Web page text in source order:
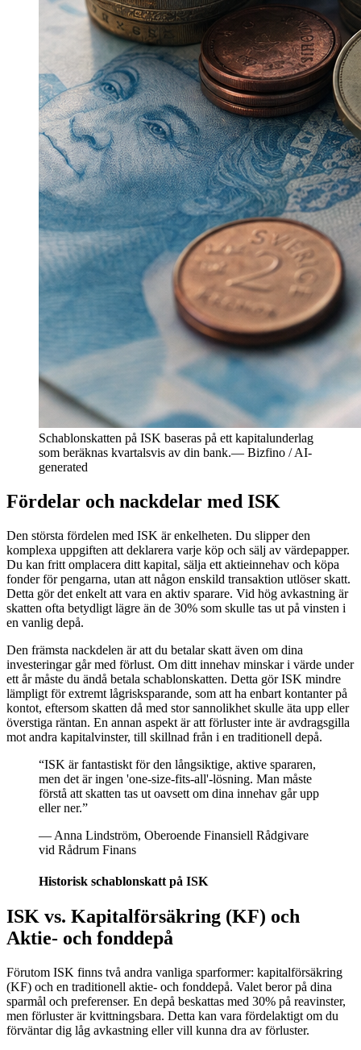
Schablonskatten på ISK baseras på ett kapitalunderlag
som beräknas kvartalsvis av din bank.— Bizfino / AI-
generated
Fördelar och nackdelar med ISK
Den största fördelen med ISK är enkelheten. Du slipper den
komplexa uppgiften att deklarera varje köp och sälj av värdepapper.
Du kan fritt omplacera ditt kapital, sälja ett aktieinnehav och köpa
fonder för pengarna, utan att någon enskild transaktion utlöser skatt.
Detta gör det enkelt att vara en aktiv sparare. Vid hög avkastning är
skatten ofta betydligt lägre än de 30% som skulle tas ut på vinsten i
en vanlig depå.
Den främsta nackdelen är att du betalar skatt även om dina
investeringar går med förlust. Om ditt innehav minskar i värde under
ett år måste du ändå betala schablonskatten. Detta gör ISK mindre
lämpligt för extremt lågrisksparande, som att ha enbart kontanter på
kontot, eftersom skatten då med stor sannolikhet skulle äta upp eller
överstiga räntan. En annan aspekt är att förluster inte är avdragsgilla
mot andra kapitalvinster, till skillnad från i en traditionell depå.
“ISK är fantastiskt för den långsiktige, aktive spararen,
men det är ingen 'one-size-fits-all'-lösning. Man måste
förstå att skatten tas ut oavsett om dina innehav går upp
eller ner.”
— Anna Lindström, Oberoende Finansiell Rådgivare
vid Rådrum Finans
Historisk schablonskatt på ISK
ISK vs. Kapitalförsäkring (KF) och
Aktie- och fonddepå
Förutom ISK finns två andra vanliga sparformer: kapitalförsäkring
(KF) och en traditionell aktie- och fonddepå. Valet beror på dina
sparmål och preferenser. En depå beskattas med 30% på reavinster,
men förluster är kvittningsbara. Detta kan vara fördelaktigt om du
förväntar dig låg avkastning eller vill kunna dra av förluster.